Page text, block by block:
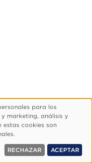
De Privacidad
Reservados.
para los
marketing, análisis y
estas cookies son
RECHAZAR ACEPTAR